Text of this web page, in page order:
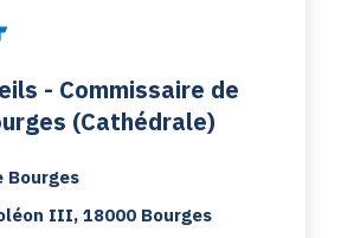
- Commissaire de
(Cathédrale)
Bourges
III, 18000 Bourges